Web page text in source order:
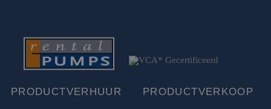
PRODUCTVERHUUR PRODUCTVERKOOP